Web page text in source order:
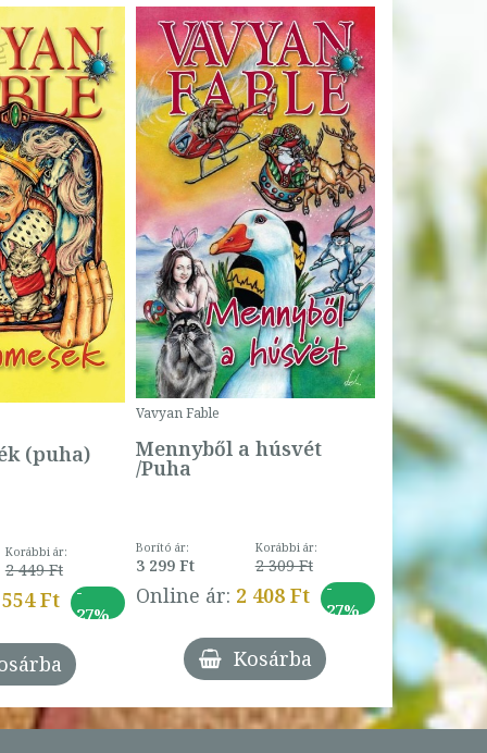
(puha)
Korábbi ár:
2 449 Ft
Ft
-
27%
Vavyan Fable
Mennyből a húsvét
/Puha
Borító ár:
3 299 Ft
Korábbi ár:
2 309 Ft
Online ár: 2 408 Ft
-
27%
Kosárba
Borító ár:
5 990 Ft
Online ár: